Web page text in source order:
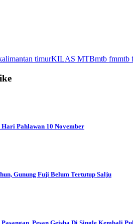
timurKILAS MTBmtb fmmtb
Pahlawan 10 November
Gunung Fuji Belum Tertutup Salju